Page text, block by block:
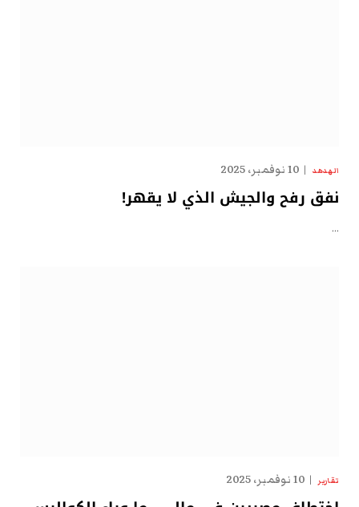
الهدهد 10 نوفمبر، 2025
نفق رفح والجيش الذي لا يقهر!
…
تقارير 10 نوفمبر، 2025